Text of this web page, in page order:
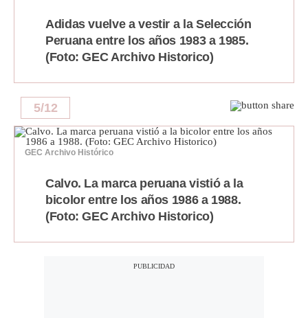
Adidas vuelve a vestir a la Selección
Peruana entre los años 1983 a 1985.
(Foto: GEC Archivo Historico)
5/12
GEC Archivo Histórico
Calvo. La marca peruana vistió a la
bicolor entre los años 1986 a 1988.
(Foto: GEC Archivo Historico)